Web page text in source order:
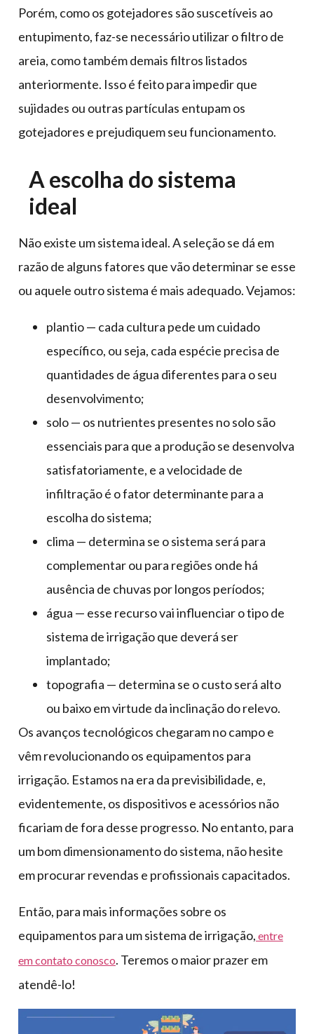
Porém, como os gotejadores são suscetíveis ao
entupimento, faz-se necessário utilizar o filtro de
areia, como também demais filtros listados
anteriormente. Isso é feito para impedir que
sujidades ou outras partículas entupam os
gotejadores e prejudiquem seu funcionamento.
A escolha do sistema
ideal
Não existe um sistema ideal. A seleção se dá em
razão de alguns fatores que vão determinar se esse
ou aquele outro sistema é mais adequado. Vejamos:
plantio — cada cultura pede um cuidado
específico, ou seja, cada espécie precisa de
quantidades de água diferentes para o seu
desenvolvimento;
solo — os nutrientes presentes no solo são
essenciais para que a produção se desenvolva
satisfatoriamente, e a velocidade de
infiltração é o fator determinante para a
escolha do sistema;
clima — determina se o sistema será para
complementar ou para regiões onde há
ausência de chuvas por longos períodos;
água — esse recurso vai influenciar o tipo de
sistema de irrigação que deverá ser
implantado;
topografia — determina se o custo será alto
ou baixo em virtude da inclinação do relevo.
Os avanços tecnológicos chegaram no campo e
vêm revolucionando os equipamentos para
irrigação. Estamos na era da previsibilidade, e,
evidentemente, os dispositivos e acessórios não
ficariam de fora desse progresso. No entanto, para
um bom dimensionamento do sistema, não hesite
em procurar revendas e profissionais capacitados.
Então, para mais informações sobre os
equipamentos para um sistema de irrigação, entre
em contato conosco. Teremos o maior prazer em
atendê-lo!